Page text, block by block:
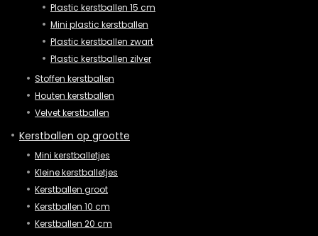
Plastic kerstballen 15 cm
Mini plastic kerstballen
Plastic kerstballen zwart
Plastic kerstballen zilver
Stoffen kerstballen
Houten kerstballen
Velvet kerstballen
Kerstballen op grootte
Mini kerstballetjes
Kleine kerstballetjes
Kerstballen groot
Kerstballen 10 cm
Kerstballen 20 cm